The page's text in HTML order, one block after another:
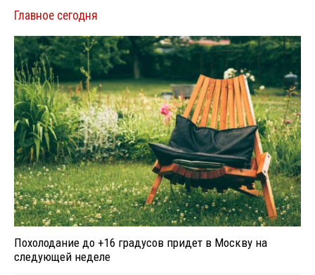
Главное сегодня
Похолодание до +16 градусов придет в Москву на
следующей неделе